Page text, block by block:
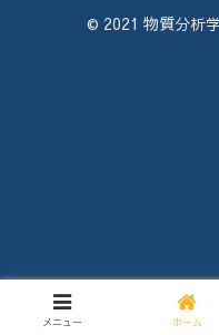
© 2021 物質分析
メニュー ホーム